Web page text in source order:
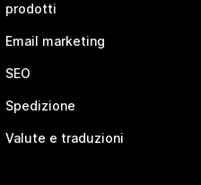
prodotti
Email marketing
SEO
Spedizione
Valute e traduzioni